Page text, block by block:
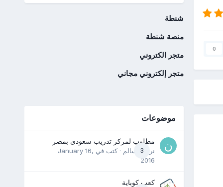
0
شنطة
منصة شنطة
متجر الكتروني
متجر إلكتروني مجاني
موضوعات
3
مطلوب لمركز تدريب سعودى بمصر
نرمين سالم · كتب في January 16,
2016
كعب كوباية